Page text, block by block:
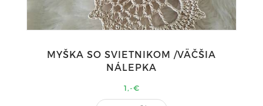
MYŠKA SO SVIETNIKOM /VÄČŠIA
NÁLEPKA
1,-€